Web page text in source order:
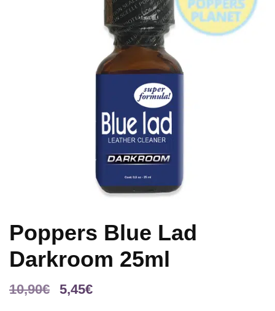
Poppers Blue Lad
Darkroom 25ml
10,90€
Le
5,45€Le